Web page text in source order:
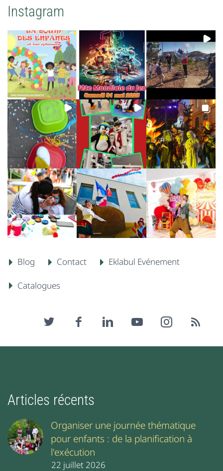
Instagram
Blog Contact Eklabul Evénement
Catalogues
Articles récents
Organiser une journée thématique
pour enfants : de la planification à
l'exécution
22 juillet 2026